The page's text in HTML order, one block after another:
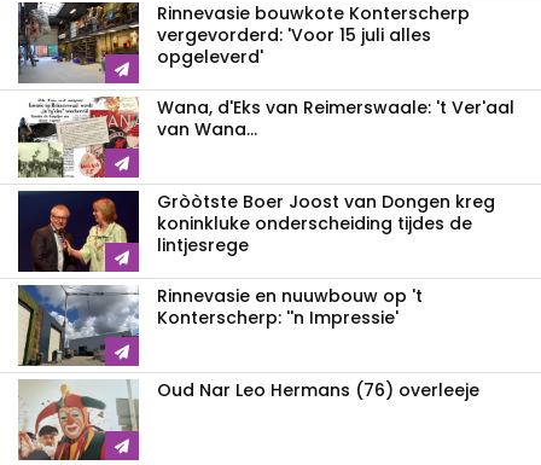
Rinnevasie bouwkote Konterscherp
vergevorderd: 'Voor 15 juli alles
opgeleverd'
Wana, d'Eks van Reimerswaale: 't Ver'aal
van Wana...
Gròòtste Boer Joost van Dongen kreg
koninkluke onderscheiding tijdes de
lintjesrege
Rinnevasie en nuuwbouw op 't
Konterscherp: ''n Impressie'
Oud Nar Leo Hermans (76) overleeje